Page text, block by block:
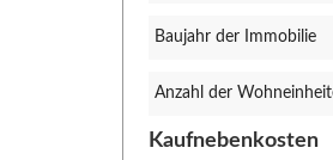
Baujahr der Immobilie
Anzahl der
Kaufnebenkosten